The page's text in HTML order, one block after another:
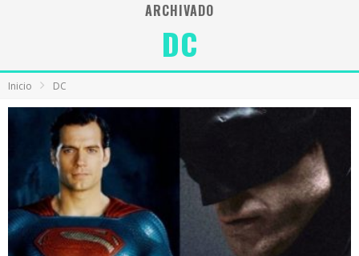
¿Por qué tiene mayor significado la campaña de "We Remember" en época de pandemia?
ARCHIVADO
DC
Inicio DC